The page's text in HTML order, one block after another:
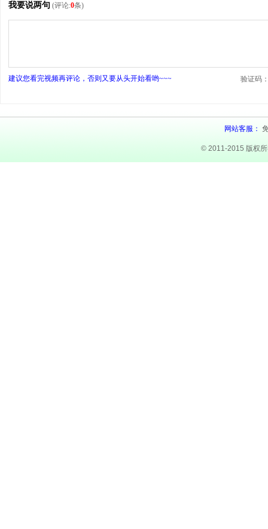
我要说两句 (评论:0条)
建议您看完视频再评论，否则又要从头开始看哟~~~ 验证码
网站客服：
© 2011-2015 版权